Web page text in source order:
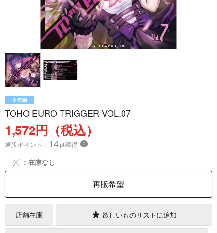
全年齢
TOHO EURO TRIGGER VOL.07
1,572円（税込）
通販ポイント： 14pt獲得 ？
╳ ：在庫なし
再販希望
店舗在庫 欲しいものリストに追加